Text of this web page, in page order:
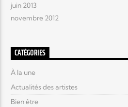
juin 2013
novembre 2012
CATÉGORIES
À la une
Actualités des artistes
Bien être